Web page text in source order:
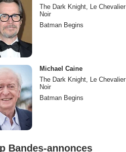
The Dark Knight, Le Chevalier
Noir
Batman Begins
Michael Caine
The Dark Knight, Le Chevalier
Noir
Batman Begins
Bandes-annonces